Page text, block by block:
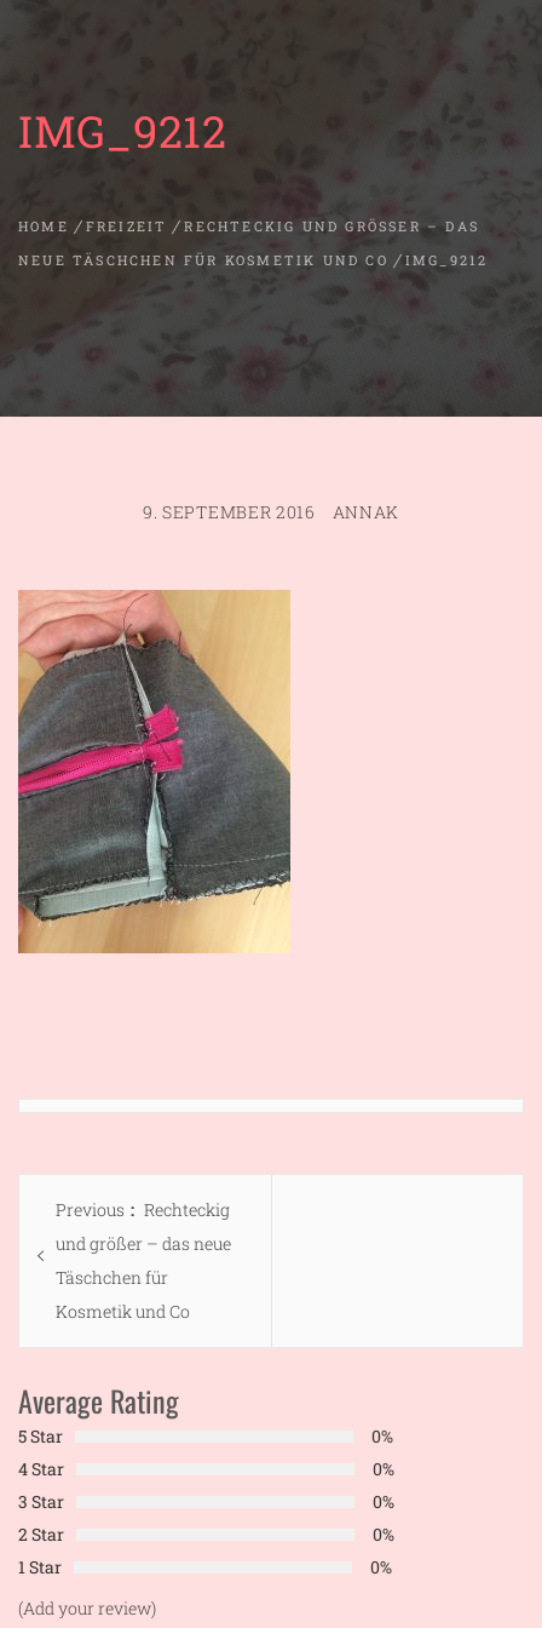
IMG_9212
HOME FREIZEIT
RECHTECKIG UND GRÖSSER – DAS N
EUE TÄSCHCHEN FÜR KOSMETIK UND CO
IMG_9212
9. SEPTEMBER 2016 ANNAK
Beitragsnavigation
Previous
Previous
post:
Rechteckig
und größer – das neue
Täschchen für
Kosmetik und Co
Average Rating
5 Star
0%
4 Star
0%
3 Star
0%
2 Star
0%
1 Star
0%
(Add your review)